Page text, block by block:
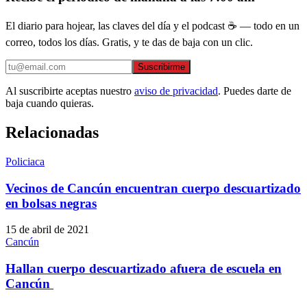
El diario para hojear, las claves del día y el podcast ☕ — todo en un
correo, todos los días. Gratis, y te das de baja con un clic.
Suscribirme
Al suscribirte aceptas nuestro aviso de privacidad. Puedes darte de
baja cuando quieras.
Relacionadas
Policiaca
Vecinos de Cancún encuentran cuerpo descuartizado
en bolsas negras
15 de abril de 2021
Cancún
Hallan cuerpo descuartizado afuera de escuela en
Cancún